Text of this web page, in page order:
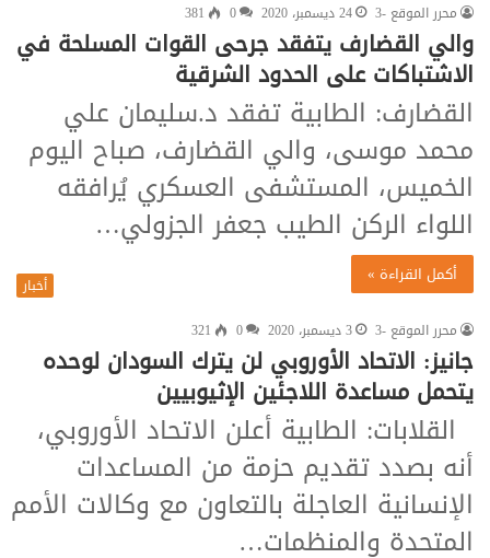
محرر الموقع -3
24 ديسمبر، 2020 0
381
والي القضارف يتفقد جرحى القوات المسلحة في
الاشتباكات على الحدود الشرقية
القضارف: الطابية تفقد د.سليمان علي
محمد موسى، والي القضارف، صباح اليوم
الخميس، المستشفى العسكري يُرافقه
اللواء الركن الطيب جعفر الجزولي…
أكمل القراءة »
أخبار
محرر الموقع -3
3 ديسمبر، 2020 0
321
جانيز: الاتحاد الأوروبي لن يترك السودان لوحده
يتحمل مساعدة اللاجئين الإثيوبيين
القلابات: الطابية أعلن الاتحاد الأوروبي،
أنه بصدد تقديم حزمة من المساعدات
الإنسانية العاجلة بالتعاون مع وكالات الأمم
المتحدة والمنظمات…